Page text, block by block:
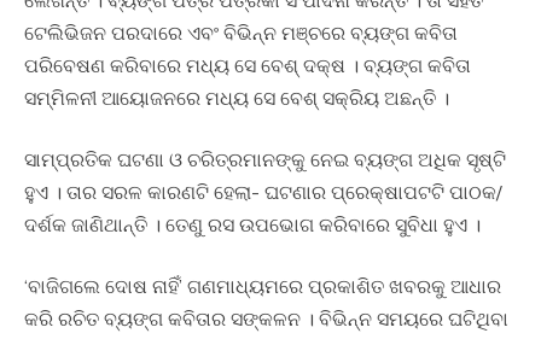
ଟେଲିଭିଜନ ପରଦାରେ ଏବଂ ବିଭିନ୍ନ ମଞ୍ଚରେ ବ୍ୟଙ୍ଗ କବିତା
ପରିବେଷଣ କରିବାରେ ମଧ୍ୟ ସେ ବେଶ୍‍ ଦକ୍ଷ । ବ୍ୟଙ୍ଗ କବିତା
ସମ୍ମିଳନୀ ଆୟୋଜନରେ ମଧ୍ୟ ସେ ବେଶ୍‍ ସକ୍ରିୟ ଅଛନ୍ତି ।
ସାମ୍ପ୍ରତିକ ଘଟଣା ଓ ଚରିତ୍ରମାନଙ୍କୁ ନେଇ ବ୍ୟଙ୍ଗ ଅଧିକ ସୃଷ୍ଟି
ହୁଏ । ତାର ସରଳ କାରଣଟି ହେଲା- ଘଟଣାର ପ୍ରେକ୍ଷାପଟଟି ପାଠକ/
ଦର୍ଶକ ଜାଣିଥାନ୍ତି । ତେଣୁ ରସ ଉପଭୋଗ କରିବାରେ ସୁବିଧା ହୁଏ ।
‘ବାଜିଗଲେ ଦୋଷ ନାହିଁ’ ଗଣମାଧ୍ୟମରେ ପ୍ରକାଶିତ ଖବରକୁ ଆଧାର
କରି ରଚିତ ବ୍ୟଙ୍ଗ କବିତାର ସଙ୍କଳନ । ବିଭିନ୍ନ ସମୟରେ ଘଟିଥିବା